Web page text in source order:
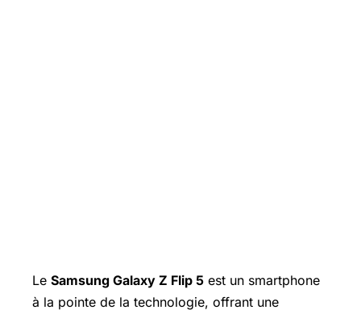
Le Samsung Galaxy Z Flip 5 est un smartphone
à la pointe de la technologie, offrant une